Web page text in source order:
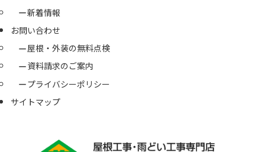
新着情報
お問い合わせ
屋根・外装の無料点検
資料請求のご案内
プライバシーポリシー
サイトマップ